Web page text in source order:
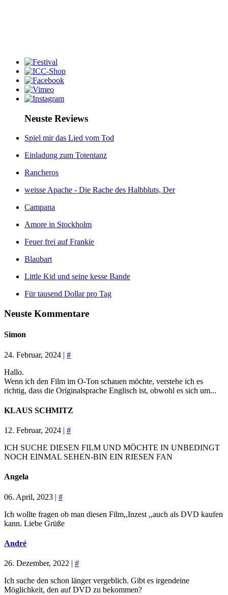
Neuste Reviews
Spiel mir das Lied vom Tod
Einladung zum Totentanz
Rancheros
weisse Apache - Die Rache des Halbbluts, Der
Campana
Amore in Stockholm
Feuer frei auf Frankie
Blaubart
Little Kid und seine kesse Bande
Für tausend Dollar pro Tag
Neuste Kommentare
Simon
24. Februar, 2024 | #
Hallo.
Wenn ich den Film im O-Ton schauen möchte, verstehe ich es
richtig, dass die Originalsprache Englisch ist, obwohl es sich um...
KLAUS SCHMITZ
12. Februar, 2024 | #
ICH SUCHE DIESEN FILM UND MÖCHTE IN UNBEDINGT
NOCH EINMAL SEHEN-BIN EIN RIESEN FAN
Angela
06. April, 2023 | #
Ich wollte fragen ob man diesen Film,,Inzest ,,auch als DVD kaufen
kann. Liebe Grüße
André
26. Dezember, 2022 | #
Ich suche den schon länger vergeblich. Gibt es irgendeine
Möglichkeit, den auf DVD zu bekommen?